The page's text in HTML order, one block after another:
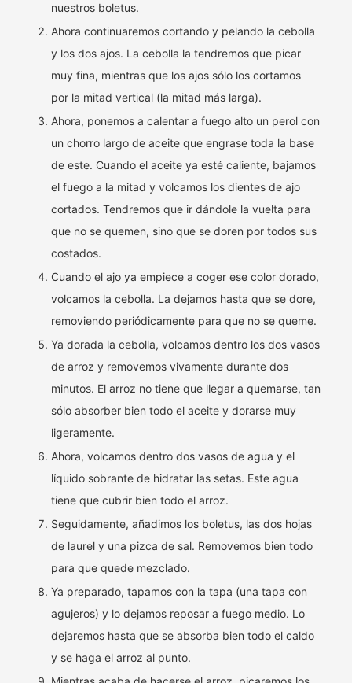
nuestros boletus.
Ahora continuaremos cortando y pelando la cebolla
y los dos ajos. La cebolla la tendremos que picar
muy fina, mientras que los ajos sólo los cortamos
por la mitad vertical (la mitad más larga).
Ahora, ponemos a calentar a fuego alto un perol con
un chorro largo de aceite que engrase toda la base
de este. Cuando el aceite ya esté caliente, bajamos
el fuego a la mitad y volcamos los dientes de ajo
cortados. Tendremos que ir dándole la vuelta para
que no se quemen, sino que se doren por todos sus
costados.
Cuando el ajo ya empiece a coger ese color dorado,
volcamos la cebolla. La dejamos hasta que se dore,
removiendo periódicamente para que no se queme.
Ya dorada la cebolla, volcamos dentro los dos vasos
de arroz y removemos vivamente durante dos
minutos. El arroz no tiene que llegar a quemarse, tan
sólo absorber bien todo el aceite y dorarse muy
ligeramente.
Ahora, volcamos dentro dos vasos de agua y el
líquido sobrante de hidratar las setas. Este agua
tiene que cubrir bien todo el arroz.
Seguidamente, añadimos los boletus, las dos hojas
de laurel y una pizca de sal. Removemos bien todo
para que quede mezclado.
Ya preparado, tapamos con la tapa (una tapa con
agujeros) y lo dejamos reposar a fuego medio. Lo
dejaremos hasta que se absorba bien todo el caldo
y se haga el arroz al punto.